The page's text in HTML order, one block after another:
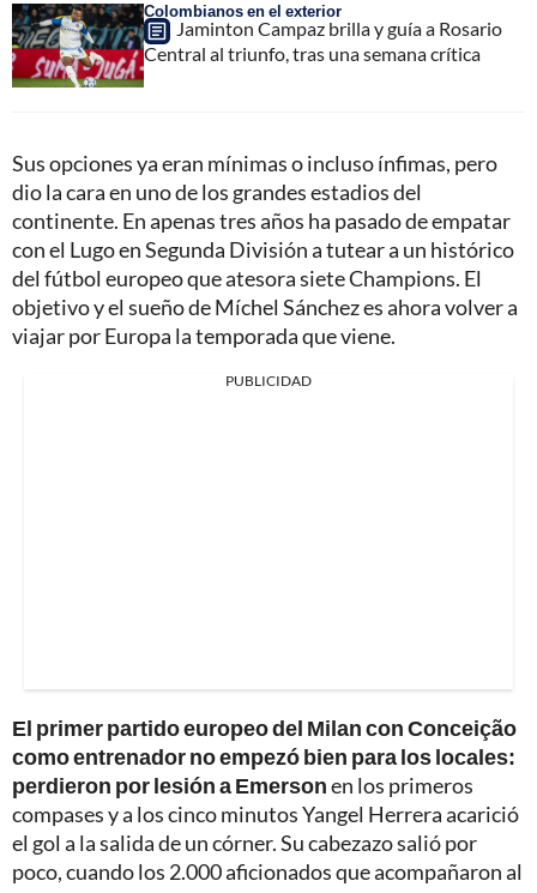
Colombianos en el exterior
Jaminton Campaz brilla y guía a Rosario
Central al triunfo, tras una semana crítica
Sus opciones ya eran mínimas o incluso ínfimas, pero
dio la cara en uno de los grandes estadios del
continente. En apenas tres años ha pasado de empatar
con el Lugo en Segunda División a tutear a un histórico
del fútbol europeo que atesora siete Champions. El
objetivo y el sueño de Míchel Sánchez es ahora volver a
viajar por Europa la temporada que viene.
PUBLICIDAD
El primer partido europeo del Milan con Conceição
como entrenador no empezó bien para los locales:
perdieron por lesión a Emersonen los primeros
compases y a los cinco minutos Yangel Herrera acarició
el gol a la salida de un córner. Su cabezazo salió por
poco, cuando los 2.000 aficionados que acompañaron al